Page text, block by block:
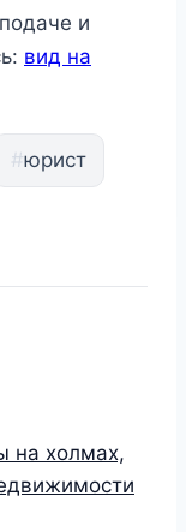
и
вид на
#юрист
на холмах,